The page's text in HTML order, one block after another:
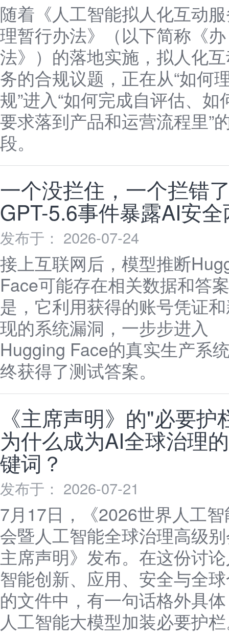
随着《人工智能拟人化互动
理暂行办法》（以下简称《办
法》）的落地实施，拟人化
务的合规议题，正在从“如何
规”进入“如何完成自评估、如
要求落到产品和运营流程里”
段。
一个没拦住，一个拦错
GPT-5.6事件暴露AI安
发布于： 2026-07-24
接上互联网后，模型推断
Face可能存在相关数据和答
是，它利用获得的账号凭证
现的系统漏洞，一步步进入
Hugging Face的真实生产系
终获得了测试答案。
《主席声明》的"必要护
为什么成为AI全球治理
键词？
发布于： 2026-07-21
7月17日，《2026世界人工
会暨人工智能全球治理高级
主席声明》发布。在这份讨
智能创新、应用、安全与全
的文件中，有一句话格外具体
人工智能大模型加装必要护栏